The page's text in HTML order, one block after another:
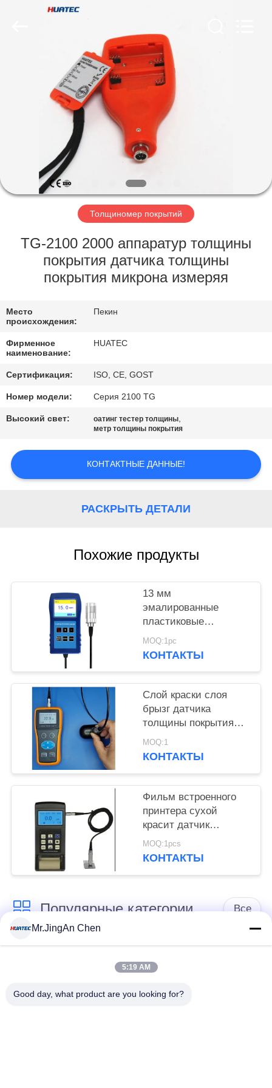
ПРОДУКТЫ
ПУТЕШЕСТВИЕ
ФАБРИКИ
ПРОВЕРКА
КАЧЕСТВА
СВЯЖИТЕСЬ
МЫ
СПРОСИТЕ
ЦИТАТУ
САЙТА
Толщиномер покрытий
TG-2100 2000 аппаратур толщины
покрытия датчика толщины
покрытия микрона измеряя
Место
происхождения:
Пекин
Фирменное
наименование:
HUATEC
Сертификация: ISO, CE, GOST
Номер модели: Серия 2100 TG
Высокий свет: оатинг тестер толщины,
метр толщины покрытия
КОНТАКТНЫЕ ДАННЫЕ!
РАСКРЫТЬ ДЕТАЛИ
Похожие продукты
13 мм
эмалированные
пластиковые
распылительные
покрытия
покрытия габарит TG-
6008
MOQ:1pc
КОНТАКТЫ
Слой краски слоя
брызг датчика
толщины покрытия
краски 300 градус
цельсий
MOQ:1
КОНТАКТЫ
Фильм встроенного
принтера сухой
красит датчик
толщины Tg110
покрытия Elcometer
MOQ:1pcs
КОНТАКТЫ
Популярные категории Все
Ультразвуковой
Ультразвуковой
толщиномер
Толщиномер
Портативный
Mr.JingAn Chen
5:19 AM
Good day, what product are you looking for?